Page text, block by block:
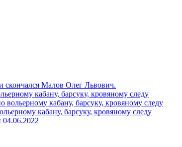
скончался Малов Олег Львович.
кабану, барсуку, кровяному следу
вольерному кабану, барсуку, кровяному следу
кабану, барсуку, кровяному следу